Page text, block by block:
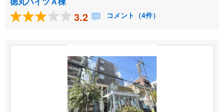
3.2 コメント（4件）